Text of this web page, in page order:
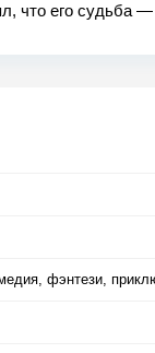
что его судьба —
фэнтези,